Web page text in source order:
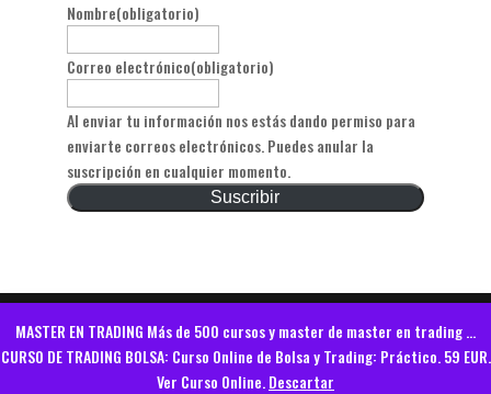
Nombre(obligatorio)
Correo electrónico(obligatorio)
Al enviar tu información nos estás dando permiso para
enviarte correos electrónicos. Puedes anular la
suscripción en cualquier momento.
Suscribir
Diseñado por Sistemapress - GlobalOnlineWeb.com
MASTER EN TRADING Más de 500 cursos y master de master en trading ...
CURSO DE TRADING BOLSA: Curso Online de Bolsa y Trading: Práctico. 59 EUR.
Ver Curso Online.Descartar